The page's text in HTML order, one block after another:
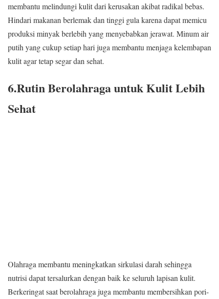
membantu melindungi kulit dari kerusakan akibat radikal bebas.
Hindari makanan berlemak dan tinggi gula karena dapat memicu
produksi minyak berlebih yang menyebabkan jerawat. Minum air
putih yang cukup setiap hari juga membantu menjaga kelembapan
kulit agar tetap segar dan sehat.
6.Rutin Berolahraga untuk Kulit Lebih
Sehat
Olahraga membantu meningkatkan sirkulasi darah sehingga
nutrisi dapat tersalurkan dengan baik ke seluruh lapisan kulit.
Berkeringat saat berolahraga juga membantu membersihkan pori-